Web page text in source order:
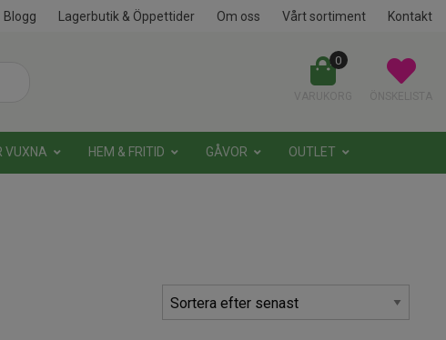
Blogg Lagerbutik & Öppettider Om oss Vårt sortiment Kontakt
0
VUXNA HEM & FRITID GÅVOR OUTLET